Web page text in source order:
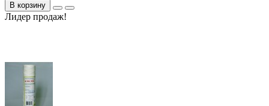
В корзину
Лидер продаж!